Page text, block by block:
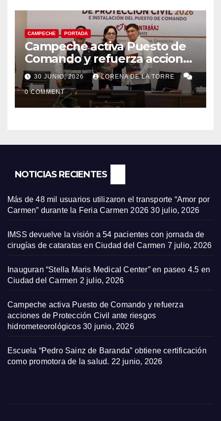
CAMPECHE PORTADA
Campeche activa Puesto de
Comando y refuerza acciones
de Protección Civil ante
riesgos hidrometeorológicos
30 JUNIO, 2026 LORENA DE LA TORRE
0 COMMENT
NOTICIAS RECIENTES
Más de 48 mil usuarios utilizaron el transporte “Amor por
Carmen” durante la Feria Carmen 2026 30 julio, 2026
IMSS devuelve la visión a 54 pacientes con jornada de
cirugías de cataratas en Ciudad del Carmen 7 julio, 2026
Inauguran “Stella Maris Medical Center” en paseo 4.5 en
Ciudad del Carmen 2 julio, 2026
Campeche activa Puesto de Comando y refuerza
acciones de Protección Civil ante riesgos
hidrometeorológicos 30 junio, 2026
Escuela “Pedro Sainz de Baranda” obtiene certificación
como promotora de la salud. 22 junio, 2026